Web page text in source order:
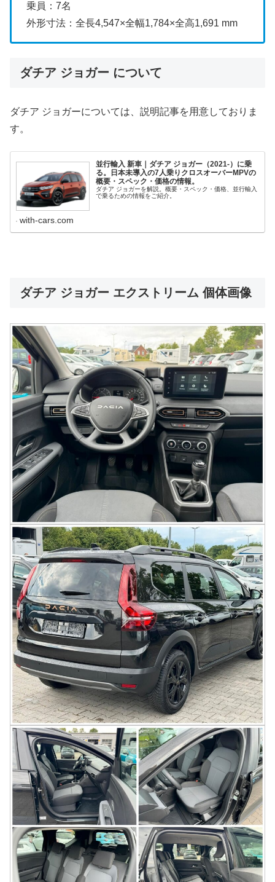
乗員：7名
外形寸法：全長4,547×全幅1,784×全高1,691 mm
ダチア ジョガー について
ダチア ジョガーについては、説明記事を用意しておりま
す。
並行輸入 新車｜ダチア ジョガー（2021-）に乗
る。日本未導入の7人乗りクロスオーバーMPVの
概要・スペック・価格の情報。
ダチア ジョガーを解説。概要・スペック・価格、並行輸入
で乗るための情報をご紹介。
with-cars.com
ダチア ジョガー エクストリーム 個体画像